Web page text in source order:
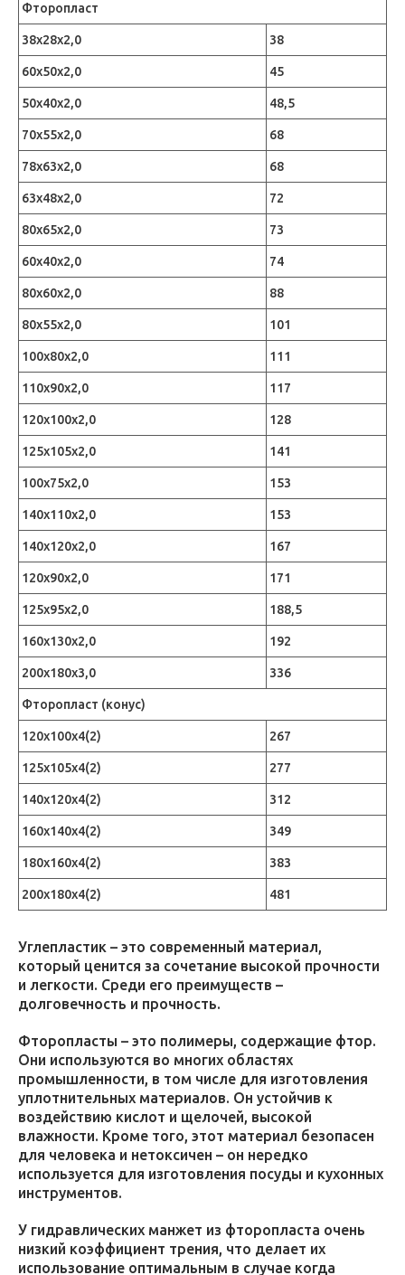
Фторопласт
38х28х2,0 38
60х50х2,0 45
50х40х2,0 48,5
70х55х2,0 68
78х63х2,0 68
63х48х2,0 72
80х65х2,0 73
60х40х2,0 74
80х60х2,0 88
80х55х2,0 101
100х80х2,0 111
110х90х2,0 117
120х100х2,0 128
125х105х2,0 141
100х75х2,0 153
140х110х2,0 153
140х120х2,0 167
120х90х2,0 171
125х95х2,0 188,5
160х130х2,0 192
200х180х3,0 336
Фторопласт (конус)
120х100х4(2) 267
125х105х4(2) 277
140х120х4(2) 312
160х140х4(2) 349
180х160х4(2) 383
200х180х4(2) 481
Углепластик – это современный материал,
который ценится за сочетание высокой прочности
и легкости. Среди его преимуществ –
долговечность и прочность.
Фторопласты – это полимеры, содержащие фтор.
Они используются во многих областях
промышленности, в том числе для изготовления
уплотнительных материалов. Он устойчив к
воздействию кислот и щелочей, высокой
влажности. Кроме того, этот материал безопасен
для человека и нетоксичен – он нередко
используется для изготовления посуды и кухонных
инструментов.
У гидравлических манжет из фторопласта очень
низкий коэффициент трения, что делает их
использование оптимальным в случае когда